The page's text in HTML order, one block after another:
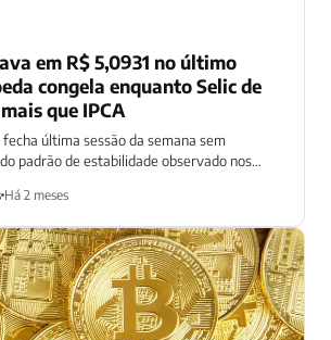
em R$ 5,0931 no último
congela enquanto Selic de
que IPCA
última sessão da semana sem
padrão de estabilidade observado nos
Há 2 meses